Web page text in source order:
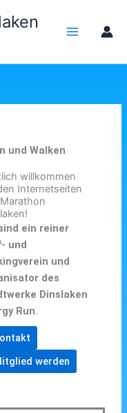
und Walken
willkommen
Internetseiten
ein reiner
und
und
des
Dinslaken
Run.
werden